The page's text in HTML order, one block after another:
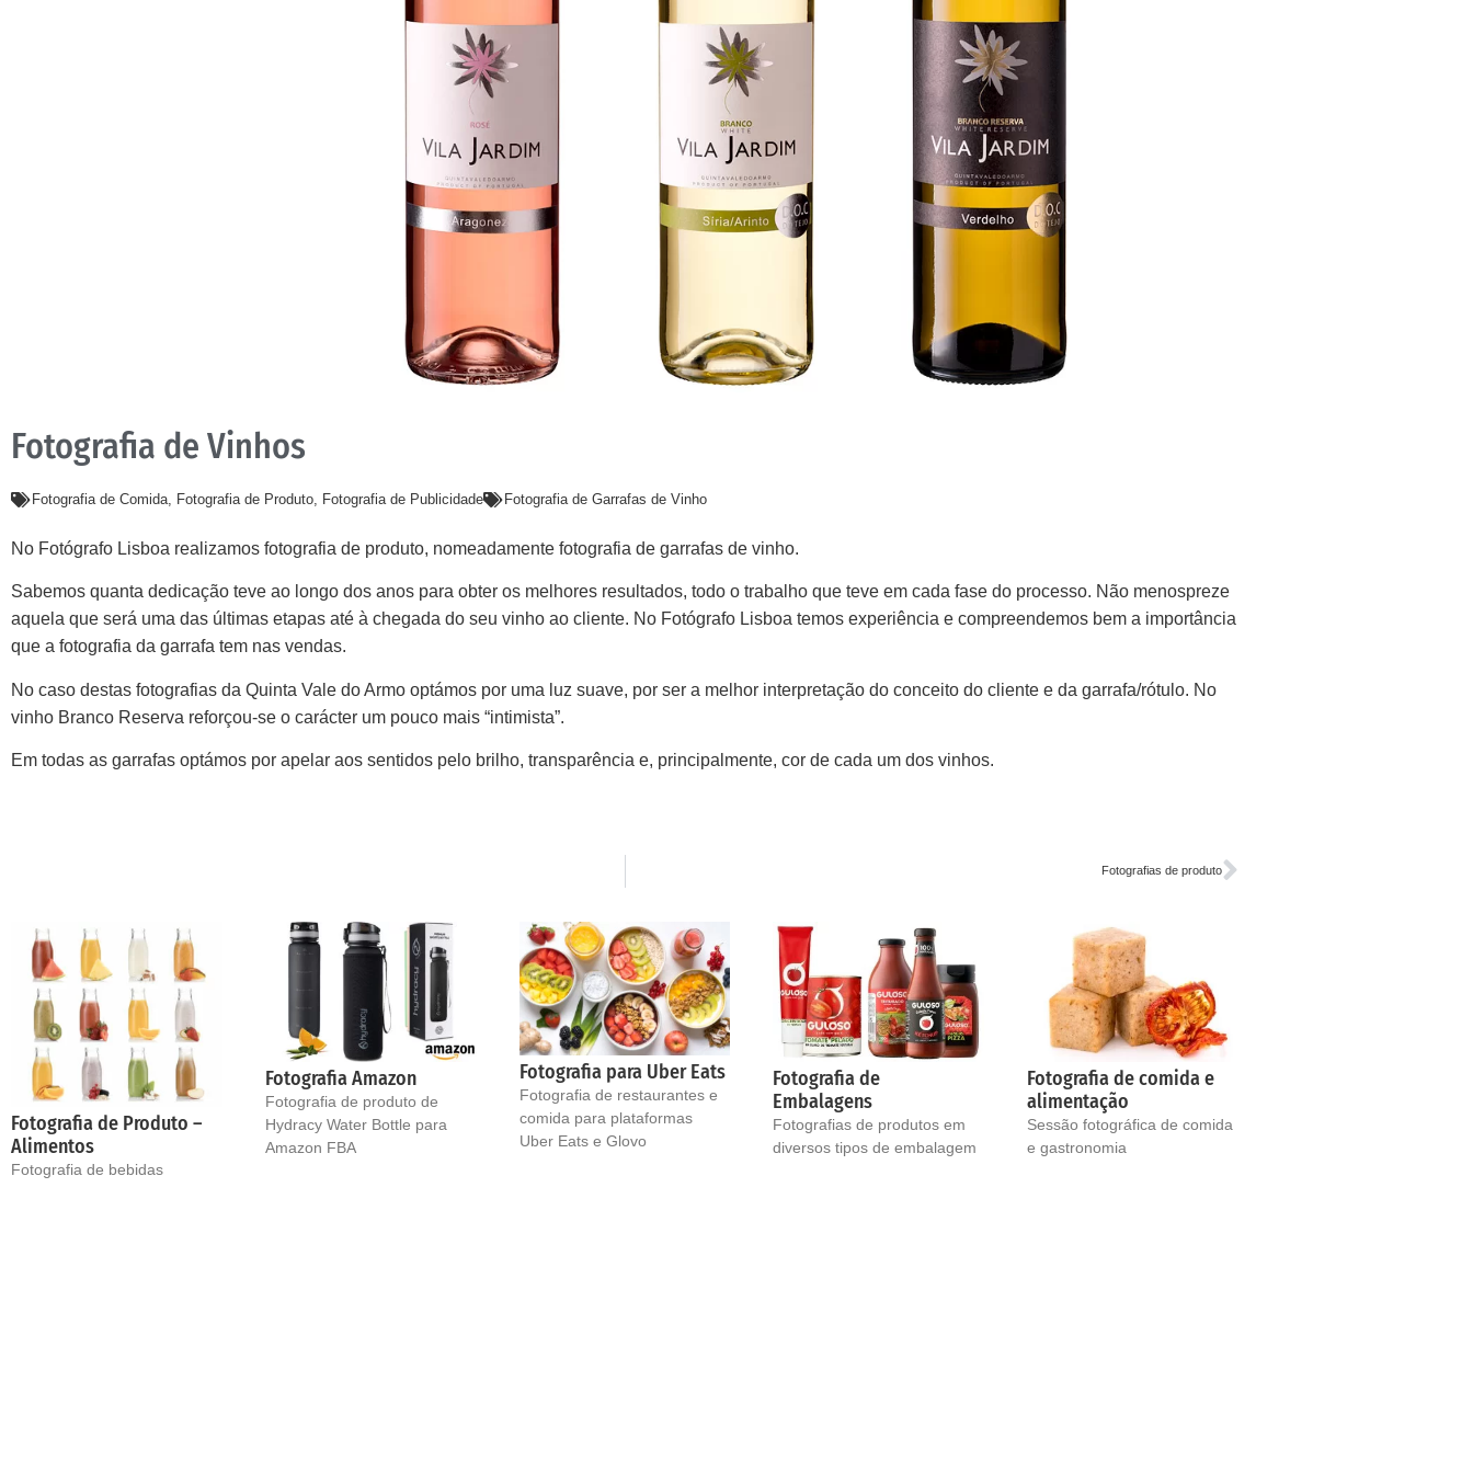
Fotografia de Vinhos
Fotografia de Comida, Fotografia de Produto, Fotografia de Publicidade Fotografia de Garrafas de Vinho
No Fotógrafo Lisboa realizamos fotografia de produto, nomeadamente fotografia de garrafas de vinho.
Sabemos quanta dedicação teve ao longo dos anos para obter os melhores resultados, todo o trabalho que teve em cada fase do processo. Não menospreze
aquela que será uma das últimas etapas até à chegada do seu vinho ao cliente. No Fotógrafo Lisboa temos experiência e compreendemos bem a importância
que a fotografia da garrafa tem nas vendas.
No caso destas fotografias da Quinta Vale do Armo optámos por uma luz suave, por ser a melhor interpretação do conceito do cliente e da garrafa/rótulo. No
vinho Branco Reserva reforçou-se o carácter um pouco mais “intimista”.
Em todas as garrafas optámos por apelar aos sentidos pelo brilho, transparência e, principalmente, cor de cada um dos vinhos.
Fotografias de produto
Fotografia de Produto –
Alimentos
Fotografia de bebidas
Fotografia Amazon
Fotografia de produto de
Hydracy Water Bottle para
Amazon FBA
Fotografia para Uber Eats
Fotografia de restaurantes e
comida para plataformas
Uber Eats e Glovo
Fotografia de
Embalagens
Fotografias de produtos em
diversos tipos de embalagem
Fotografia de comida e
alimentação
Sessão fotográfica de comida
e gastronomia